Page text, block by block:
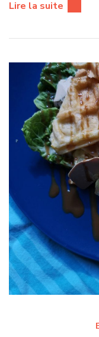
Lire la suite